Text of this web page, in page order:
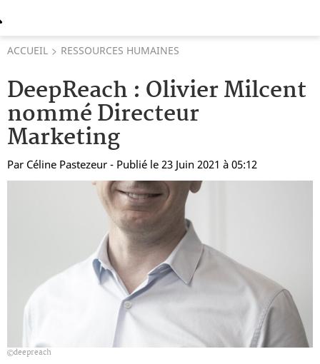
ACCUEIL RESSOURCES HUMAINES
DeepReach : Olivier Milcent
nommé Directeur
Marketing
Par Céline Pastezeur - Publié le 23 Juin 2021 à 05:12
deepreach